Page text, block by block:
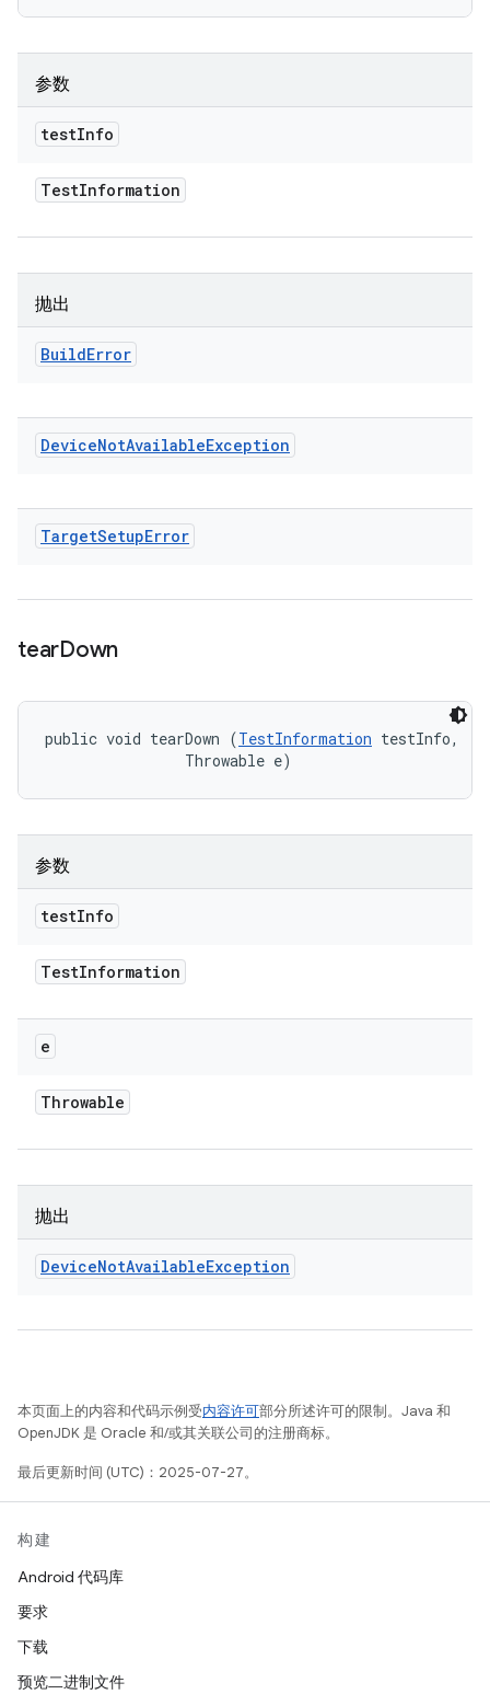
参数
testInfo
TestInformation
抛出
BuildError
DeviceNotAvailableException
TargetSetupError
tearDown
public void tearDown (TestInformation testInfo,
                Throwable e)
参数
testInfo
TestInformation
e
Throwable
抛出
DeviceNotAvailableException
本页面上的内容和代码示例受内容许可部分所述许可的限制。Java 和
OpenJDK 是 Oracle 和/或其关联公司的注册商标。
最后更新时间 (UTC)：2025-07-27。
构建
Android 代码库
要求
下载
预览二进制文件